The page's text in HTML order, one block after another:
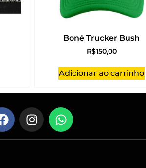
Boné Trucker Bush
R$150,00
Adicionar ao carrinho